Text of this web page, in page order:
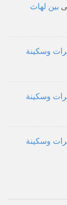
بين لهاث
وسكينة
وسكينة
وسكينة